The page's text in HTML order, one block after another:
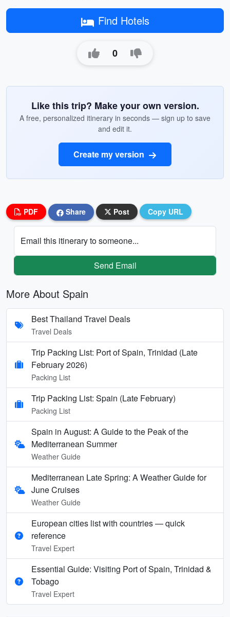
Find Hotels
0
Like this trip? Make your own version.
A free, personalized itinerary in seconds — sign up to save
and edit it.
Create my version
PDF Share Post Copy URL
Email this itinerary to someone...
Send Email
More About Spain
Best Thailand Travel Deals
Travel Deals
Trip Packing List: Port of Spain, Trinidad (Late
February 2026)
Packing List
Trip Packing List: Spain (Late February)
Packing List
Spain in August: A Guide to the Peak of the
Mediterranean Summer
Weather Guide
Mediterranean Late Spring: A Weather Guide for
June Cruises
Weather Guide
European cities list with countries — quick
reference
Travel Expert
Essential Guide: Visiting Port of Spain, Trinidad &
Tobago
Travel Expert